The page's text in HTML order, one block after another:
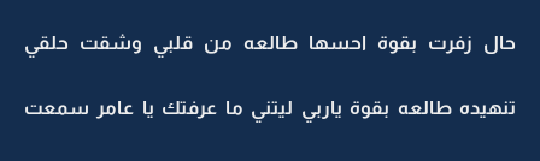
حال زفرت بقوة احسها طالعه من قلبي وشقت حلقي
تنهيده طالعه بقوة ياربي ليتني ما عرفتك يا عامر سمعت